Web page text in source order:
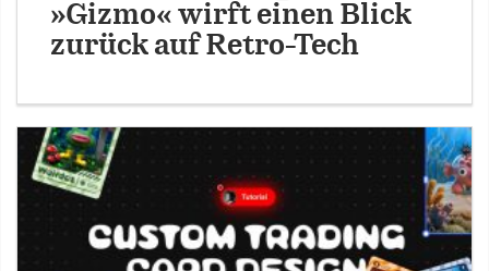
»Gizmo« wirft einen Blick
zurück auf Retro-Tech